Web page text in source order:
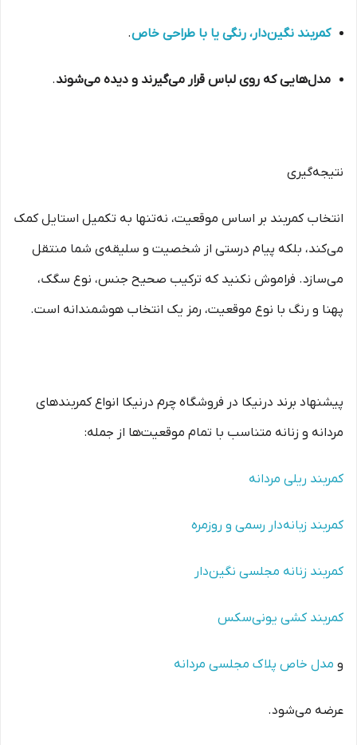
کمربند نگین‌دار، رنگی یا با طراحی خاص.
مدل‌هایی که روی لباس قرار می‌گیرند و دیده می‌شوند.
نتیجه‌گیری
انتخاب کمربند بر اساس موقعیت، نه‌تنها به تکمیل استایل کمک
می‌کند، بلکه پیام درستی از شخصیت و سلیقه‌ی شما منتقل
می‌سازد. فراموش نکنید که ترکیب صحیح جنس، نوع سگک،
پهنا و رنگ با نوع موقعیت، رمز یک انتخاب هوشمندانه است.
پیشنهاد برند درنیکا در فروشگاه چرم درنیکا انواع کمربندهای
مردانه و زنانه متناسب با تمام موقعیت‌ها از جمله:
کمربند ریلی مردانه
کمربند زبانه‌دار رسمی و روزمره
کمربند زنانه مجلسی نگین‌دار
کمربند کشی یونی‌سکس
و مدل خاص پلاک مجلسی مردانه
عرضه می‌شود.